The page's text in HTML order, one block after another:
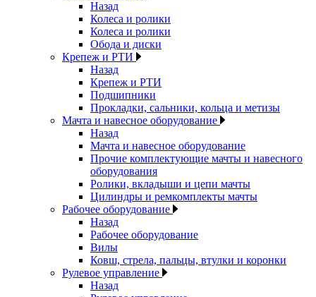
Назад
Колеса и ролики
Колеса и ролики
Обода и диски
Крепеж и РТИ
Назад
Крепеж и РТИ
Подшипники
Прокладки, сальники, кольца и метизы
Мачта и навесное оборудование
Назад
Мачта и навесное оборудование
Прочие комплектующие мачты и навесного
оборудования
Ролики, вкладыши и цепи мачты
Цилиндры и ремкомплекты мачты
Рабочее оборудование
Назад
Рабочее оборудование
Вилы
Ковш, стрела, пальцы, втулки и коронки
Рулевое управление
Назад